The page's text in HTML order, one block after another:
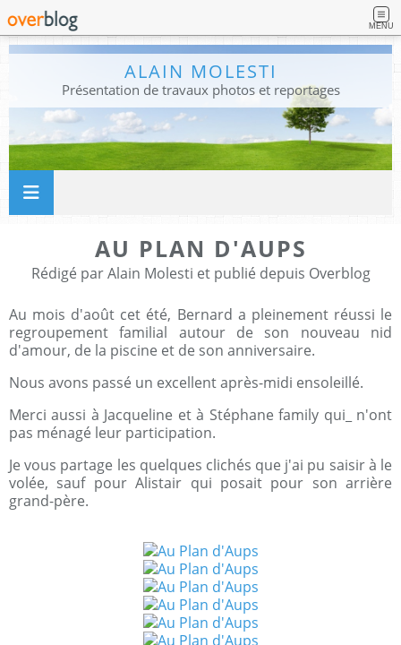
MENU
ALAIN MOLESTI
Présentation de travaux photos et reportages
AU PLAN D'AUPS
Rédigé par Alain Molesti et publié depuis Overblog
Au mois d'août cet été, Bernard a pleinement réussi le
regroupement familial autour de son nouveau nid
d'amour, de la piscine et de son anniversaire.
Nous avons passé un excellent après-midi ensoleillé.
Merci aussi à Jacqueline et à Stéphane family qui_ n'ont
pas ménagé leur participation.
Je vous partage les quelques clichés que j'ai pu saisir à le
volée, sauf pour Alistair qui posait pour son arrière
grand-père.